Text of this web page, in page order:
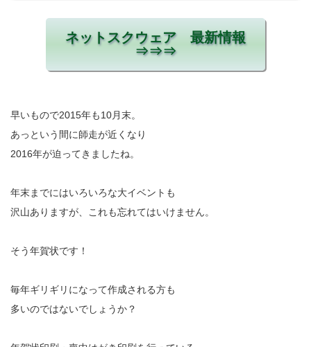
ネットスクウェア 最新情報
⇒⇒⇒
早いもので2015年も10月末。
あっという間に師走が近くなり
2016年が迫ってきましたね。
年末までにはいろいろな大イベントも
沢山ありますが、これも忘れてはいけません。
そう年賀状です！
毎年ギリギリになって作成される方も
多いのではないでしょうか？